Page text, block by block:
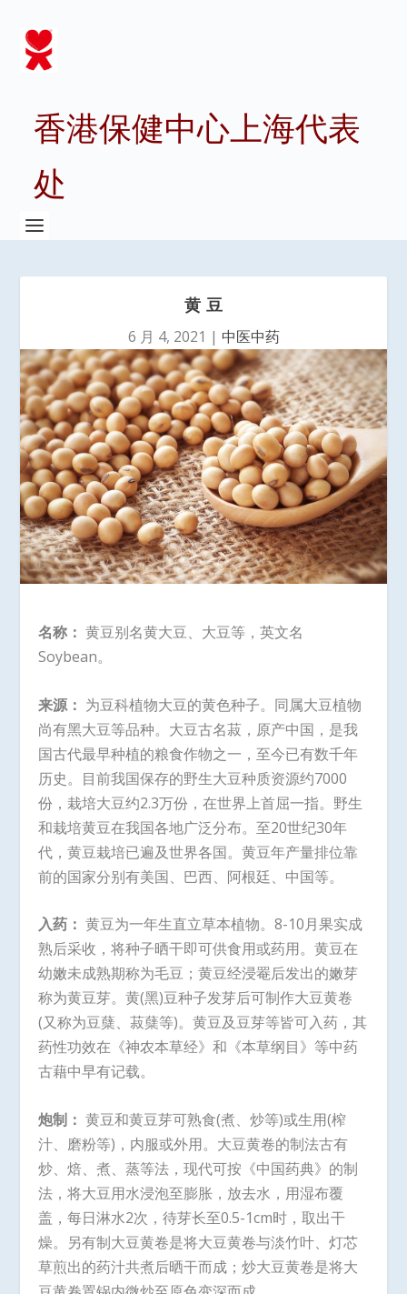
香港保健中心上海代表
处
黄 豆
6 月 4, 2021 | 中医中药
名称： 黄豆别名黄大豆、大豆等，英文名
Soybean。
来源： 为豆科植物大豆的黄色种子。同属大豆植物
尚有黑大豆等品种。大豆古名菽，原产中国，是我
国古代最早种植的粮食作物之一，至今已有数千年
历史。目前我国保存的野生大豆种质资源约7000
份，栽培大豆约2.3万份，在世界上首屈一指。野生
和栽培黄豆在我国各地广泛分布。至20世纪30年
代，黄豆栽培已遍及世界各国。黄豆年产量排位靠
前的国家分别有美国、巴西、阿根廷、中国等。
入药： 黄豆为一年生直立草本植物。8-10月果实成
熟后采收，将种子晒干即可供食用或药用。黄豆在
幼嫩未成熟期称为毛豆；黄豆经浸罨后发出的嫩芽
称为黄豆芽。黄(黑)豆种子发芽后可制作大豆黄卷
(又称为豆蘖、菽蘖等)。黄豆及豆芽等皆可入药，其
药性功效在《神农本草经》和《本草纲目》等中药
古藉中早有记载。
炮制： 黄豆和黄豆芽可熟食(煮、炒等)或生用(榨
汁、磨粉等)，内服或外用。大豆黄卷的制法古有
炒、焙、煮、蒸等法，现代可按《中国药典》的制
法，将大豆用水浸泡至膨胀，放去水，用湿布覆
盖，每日淋水2次，待芽长至0.5-1cm时，取出干
燥。另有制大豆黄卷是将大豆黄卷与淡竹叶、灯芯
草煎出的药汁共煮后晒干而成；炒大豆黄卷是将大